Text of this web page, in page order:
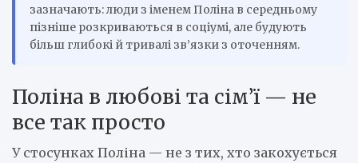
зазначають: люди з іменем Поліна в середньому
пізніше розкриваються в соціумі, але будують
більш глибокі й тривалі зв’язки з оточенням.
Поліна в любові та сім’ї — не
все так просто
У стосунках Поліна — не з тих, хто закохується